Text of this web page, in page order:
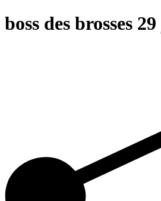
boss des brosses